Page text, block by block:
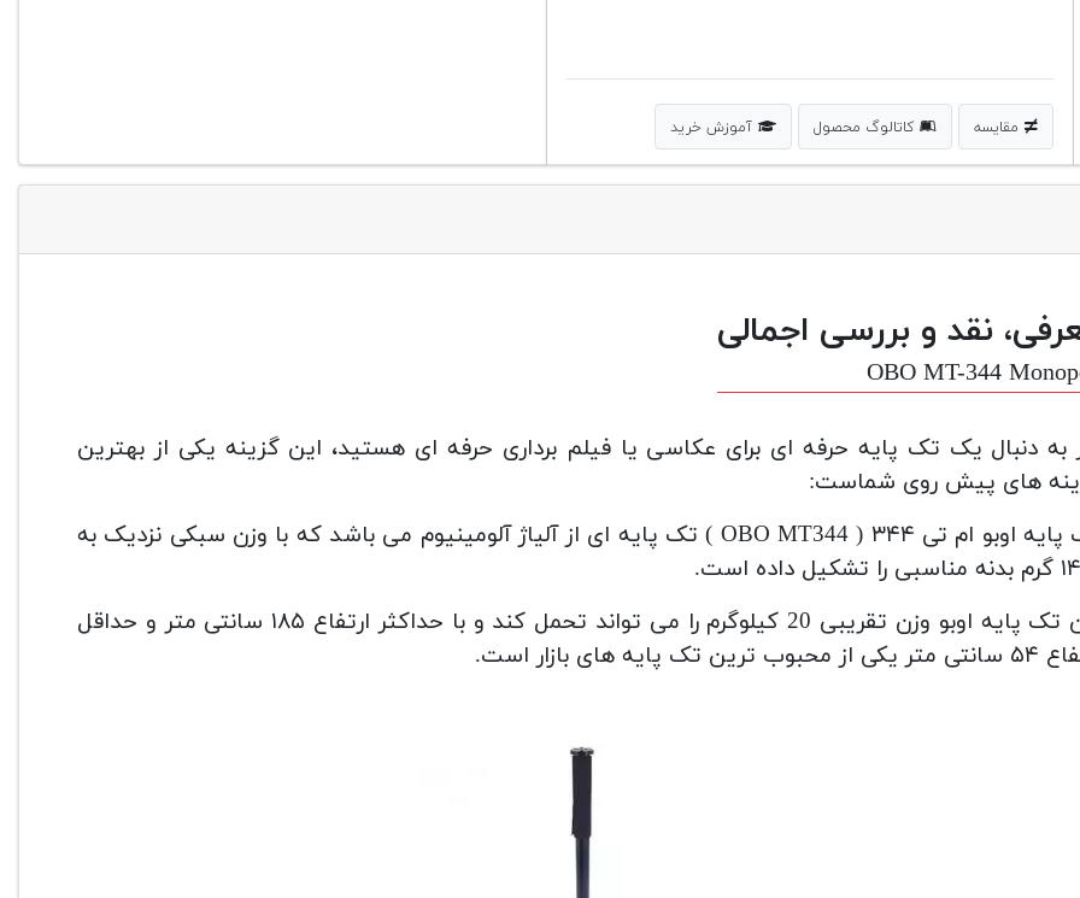
مقایسه کاتالوگ محصول آموزش خرید
نقد و بررسی اجمالی
OBO MT-344
به دنبال یک تک پایه حرفه ای برای عکاسی یا فیلم برداری حرفه ای هستید، این گزینه یکی از بهترین
های پیش روی شماست:
تک پایه اوبو ام تی ۳۴۴ ( OBO MT344 ) تک پایه ای از آلیاژ آلومینیوم می باشد که با وزن سبکی نزدیک به
داده است.
این تک پایه اوبو وزن تقریبی 20 کیلوگرم را می تواند تحمل کند و با حداکثر ارتفاع ۱۸۵ سانتی متر و حداقل
ترین تک پایه های بازار است.